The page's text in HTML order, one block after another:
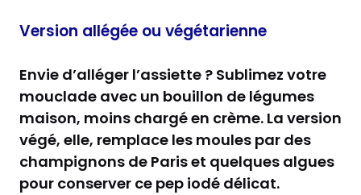
Version allégée ou végétarienne
Envie d’alléger l’assiette ? Sublimez votre
mouclade avec un bouillon de légumes
maison, moins chargé en crème. La version
végé, elle, remplace les moules par des
champignons de Paris et quelques algues
pour conserver ce pep iodé délicat.